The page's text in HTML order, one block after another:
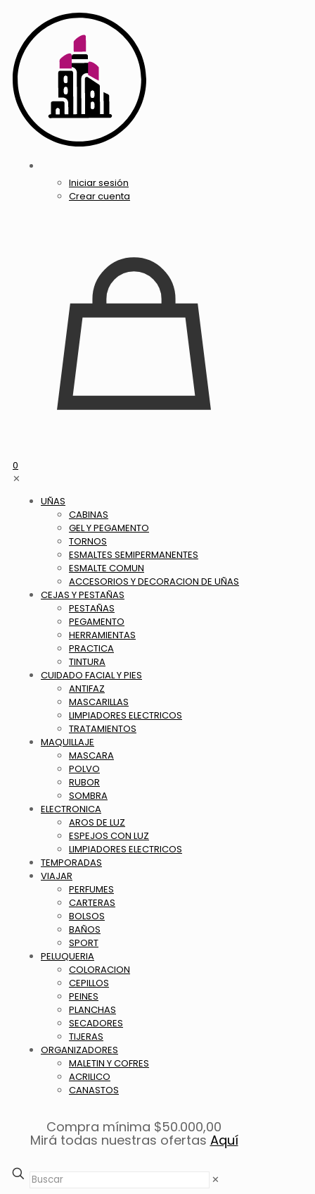
Iniciar sesión
Crear cuenta
0
✕
UÑAS
CABINAS
GEL Y PEGAMENTO
TORNOS
ESMALTES SEMIPERMANENTES
ESMALTE COMUN
ACCESORIOS Y DECORACION DE UÑAS
CEJAS Y PESTAÑAS
PESTAÑAS
PEGAMENTO
HERRAMIENTAS
PRACTICA
TINTURA
CUIDADO FACIAL Y PIES
ANTIFAZ
MASCARILLAS
LIMPIADORES ELECTRICOS
TRATAMIENTOS
MAQUILLAJE
MASCARA
POLVO
RUBOR
SOMBRA
ELECTRONICA
AROS DE LUZ
ESPEJOS CON LUZ
LIMPIADORES ELECTRICOS
TEMPORADAS
VIAJAR
PERFUMES
CARTERAS
BOLSOS
BAÑOS
SPORT
PELUQUERIA
COLORACION
CEPILLOS
PEINES
PLANCHAS
SECADORES
TIJERAS
ORGANIZADORES
MALETIN Y COFRES
ACRILICO
CANASTOS
Compra mínima $50.000,00
Mirá todas nuestras ofertas Aquí
✕